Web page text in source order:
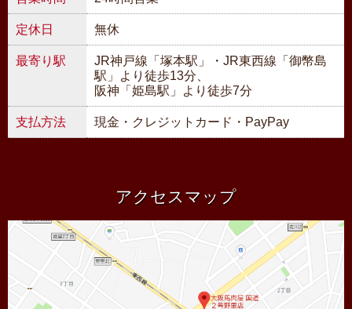
定休日 無休
最寄り駅
JR神戸線「塚本駅」・JR東西線「御幣島
駅」より徒歩13分、
阪神「姫島駅」より徒歩7分
支払方法 現金・クレジットカード・PayPay
アクセスマップ